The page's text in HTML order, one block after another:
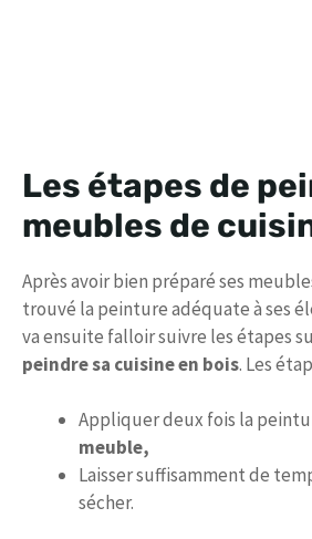
Les étapes de
meubles de
Après avoir bien préparé ses
trouvé la peinture adéquate à ses
va ensuite falloir suivre les étapes
peindre sa cuisine en bois. Les
Appliquer deux fois la
meuble,
Laisser suffisamment de
sécher.